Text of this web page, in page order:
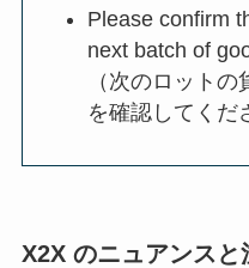
Please confirm
next batch of
（次のロット
を確認してくだ
X2X のニュアンスと